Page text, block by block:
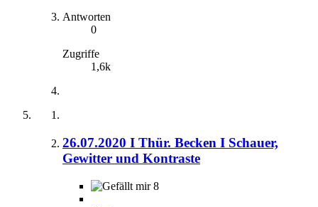
Antworten
0
Zugriffe
1,6k
26.07.2020 I Thür. Becken I Schauer,
Gewitter und Kontraste
8